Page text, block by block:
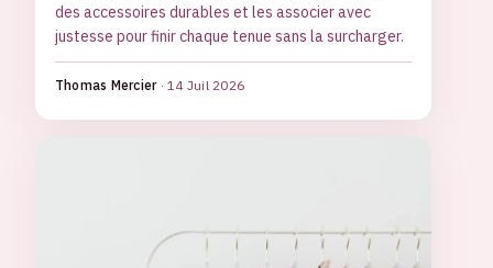
des accessoires durables et les associer avec
justesse pour finir chaque tenue sans la surcharger.
Thomas Mercier ·14 Juil 2026